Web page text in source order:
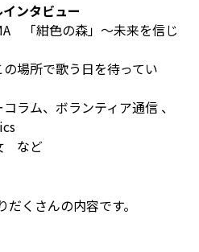
ンタビュー
「紺色の森」～未来を信じ
場所で歌う日を待ってい
ラム、ボランティア通信 、
など
くさんの内容です。